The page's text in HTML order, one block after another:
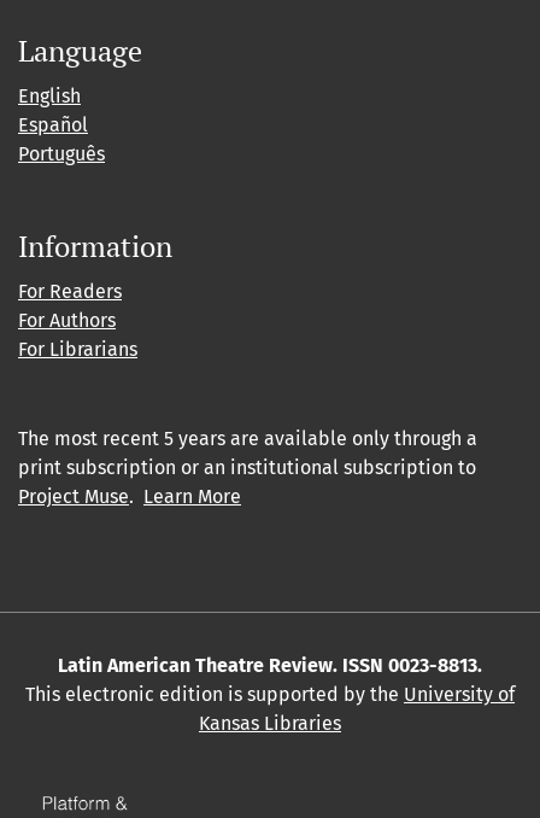
Language
English
Español
Português
Information
For Readers
For Authors
For Librarians
The most recent 5 years are available only through a
print subscription or an institutional subscription to
Project Muse. Learn More
Latin American Theatre Review. ISSN 0023-8813.
This electronic edition is supported by the University of
Kansas Libraries